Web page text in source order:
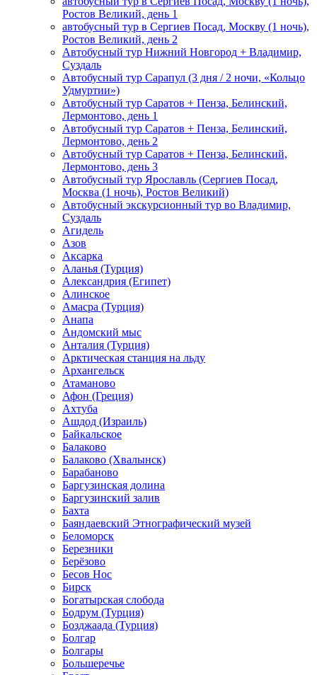
Ростов Великий, день 1
автобусный тур в Сергиев Посад, Москву (1 ночь),
Ростов Великий, день 2
Автобусный тур Нижний Новгород + Владимир,
Суздаль
Автобусный тур Сарапул (3 дня / 2 ночи, «Кольцо
Удмуртии»)
Автобусный тур Саратов + Пенза, Белинский,
Лермонтово, день 1
Автобусный тур Саратов + Пенза, Белинский,
Лермонтово, день 2
Автобусный тур Саратов + Пенза, Белинский,
Лермонтово, день 3
Автобусный тур Ярославль (Сергиев Посад,
Москва (1 ночь), Ростов Великий)
Автобусный экскурсионный тур во Владимир,
Суздаль
Агидель
Азов
Аксарка
Аланья (Турция)
Александрия (Египет)
Алинское
Амасра (Турция)
Анапа
Андомский мыс
Анталия (Турция)
Арктическая станция на льду
Архангельск
Атаманово
Афон (Греция)
Ахтуба
Ашдод (Израиль)
Байкальское
Балаково
Балаково (Хвалынск)
Барабаново
Баргузинская долина
Баргузинский залив
Бахта
Баяндаевский Этнографический музей
Беломорск
Березники
Берёзово
Бесов Нос
Бирск
Богатырская слобода
Бодрум (Турция)
Бозджаада (Турция)
Болгар
Болгары
Большеречье